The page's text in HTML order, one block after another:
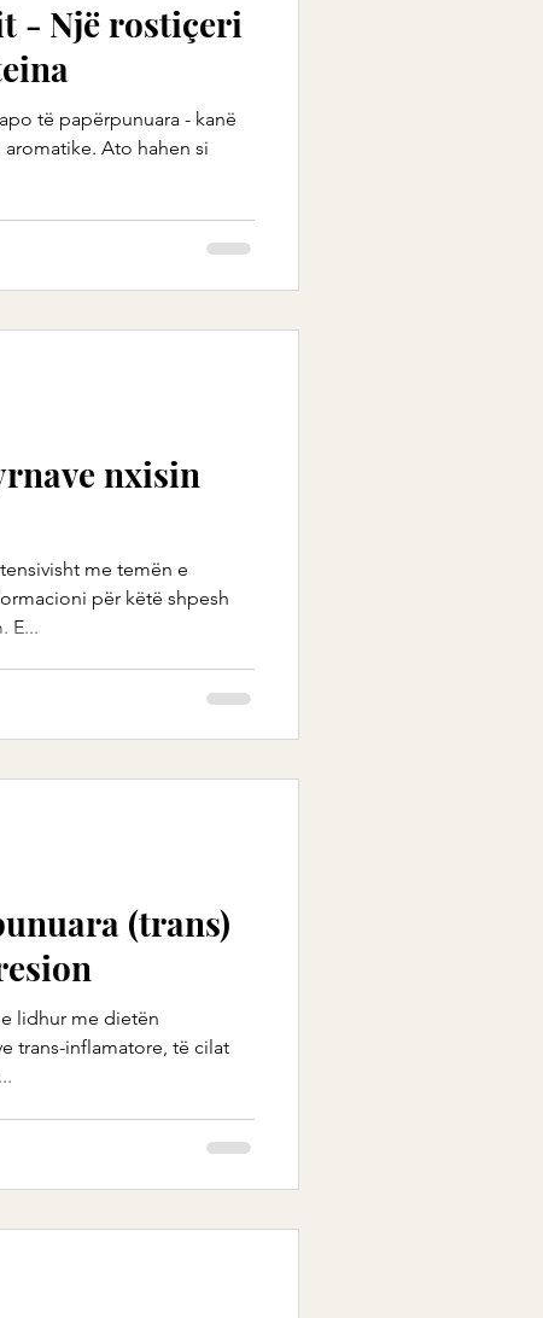
- Një rostiçeri
të papërpunuara - kanë
Ato hahen si
nxisin
me temën e
për këtë shpesh
E...
(trans)
lidhur me dietën
trans-inflamatore, të cilat